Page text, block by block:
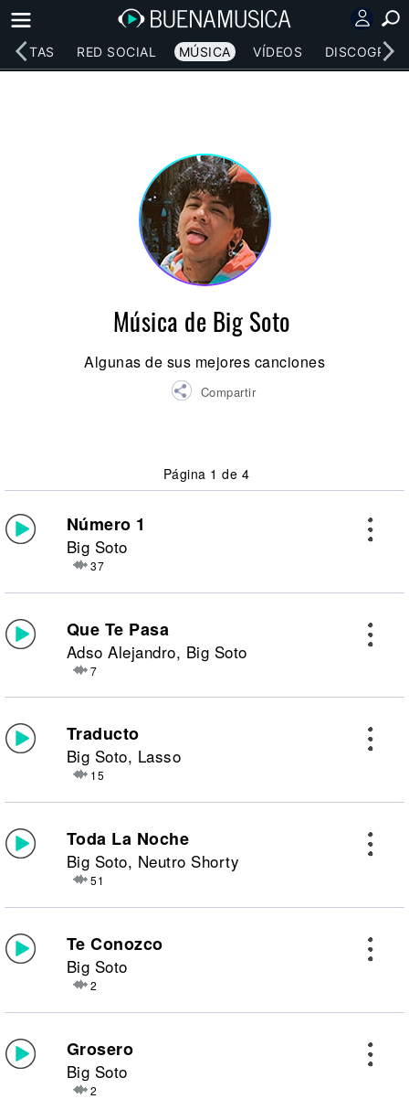
RED SOCIAL MÚSICA VÍDEOS
Música de Big Soto
Algunas de sus mejores canciones
Compartir
Página 1 de 4
Número 1
Big Soto
37
Que Te Pasa
Adso Alejandro, Big Soto
7
Traducto
Big Soto, Lasso
15
Toda La Noche
Big Soto, Neutro Shorty
51
Te Conozco
Big Soto
2
Grosero
Big Soto
2